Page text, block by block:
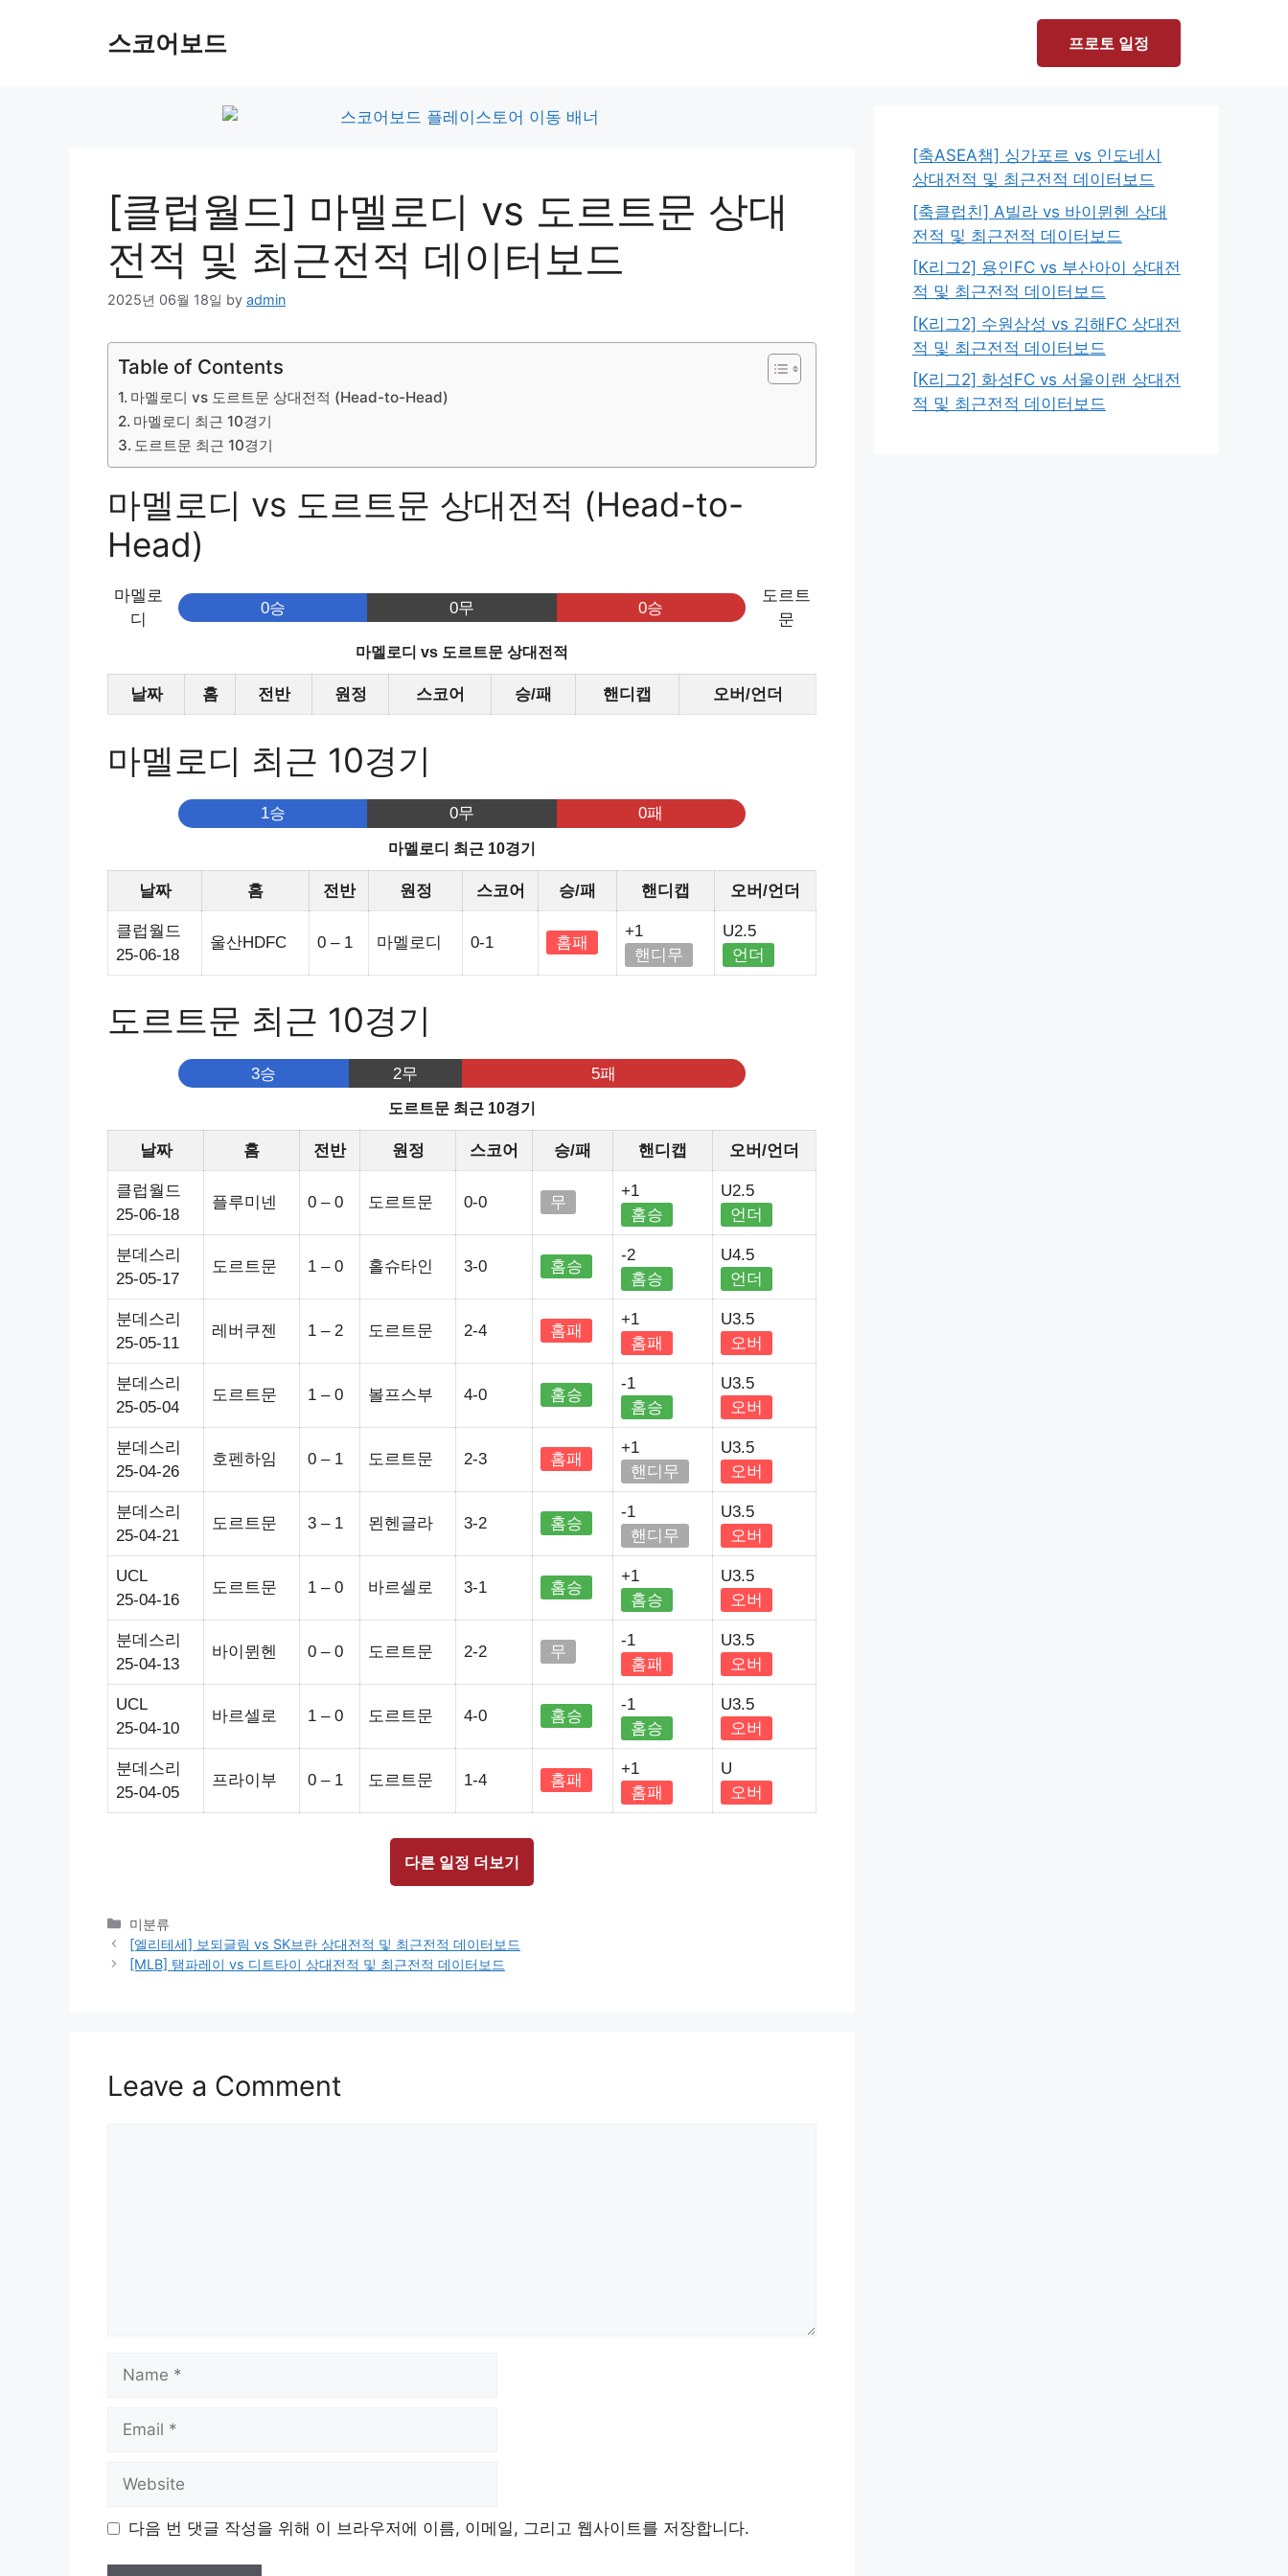
스코어보드 프로토 일정
[클럽월드] 마멜로디 vs 도르트문 상대
전적 및 최근전적 데이터보드
2025년 06월 18일 by admin
Table of Contents
마멜로디 vs 도르트문 상대전적 (Head-to-Head)
마멜로디 최근 10경기
도르트문 최근 10경기
마멜로디 vs 도르트문 상대전적 (Head-to-
Head)
마멜로
디
0승 0무 0승
도르트
문
마멜로디 vs 도르트문 상대전적
날짜 홈 전반 원정 스코어 승/패 핸디캡 오버/언더
마멜로디 최근 10경기
1승 0무 0패
마멜로디 최근 10경기
날짜 홈 전반 원정 스코어 승/패 핸디캡 오버/언더
클럽월드
25-06-18
울산HDFC 0 – 1 마멜로디 0-1 홈패
+1
핸디무
U2.5
언더
도르트문 최근 10경기
3승 2무 5패
도르트문 최근 10경기
날짜 홈 전반 원정 스코어 승/패 핸디캡 오버/언더
클럽월드
25-06-18
플루미넨 0 – 0 도르트문 0-0 무
+1
홈승
U2.5
언더
분데스리
25-05-17
도르트문 1 – 0 홀슈타인 3-0 홈승
-2
홈승
U4.5
언더
분데스리
25-05-11
레버쿠젠 1 – 2 도르트문 2-4 홈패
+1
홈패
U3.5
오버
분데스리
25-05-04
도르트문 1 – 0 볼프스부 4-0 홈승
-1
홈승
U3.5
오버
분데스리
25-04-26
호펜하임 0 – 1 도르트문 2-3 홈패
+1
핸디무
U3.5
오버
분데스리
25-04-21
도르트문 3 – 1 묀헨글라 3-2 홈승
-1
핸디무
U3.5
오버
UCL
25-04-16
도르트문 1 – 0 바르셀로 3-1 홈승
+1
홈승
U3.5
오버
분데스리
25-04-13
바이뮌헨 0 – 0 도르트문 2-2 무
-1
홈패
U3.5
오버
UCL
25-04-10
바르셀로 1 – 0 도르트문 4-0 홈승
-1
홈승
U3.5
오버
분데스리
25-04-05
프라이부 0 – 1 도르트문 1-4 홈패
+1
홈패
U
오버
다른 일정 더보기
Categories
미분류
[엘리테세] 보되글림 vs SK브란 상대전적 및 최근전적 데이터보드
[MLB] 탬파레이 vs 디트타이 상대전적 및 최근전적 데이터보드
Leave a Comment
다음 번 댓글 작성을 위해 이 브라우저에 이름, 이메일, 그리고 웹사이트를 저장합니다.
[축ASEA챔] 싱가포르 vs 인도네시
상대전적 및 최근전적 데이터보드
[축클럽친] A빌라 vs 바이뮌헨 상대
전적 및 최근전적 데이터보드
[K리그2] 용인FC vs 부산아이 상대전
적 및 최근전적 데이터보드
[K리그2] 수원삼성 vs 김해FC 상대전
적 및 최근전적 데이터보드
[K리그2] 화성FC vs 서울이랜 상대전
적 및 최근전적 데이터보드